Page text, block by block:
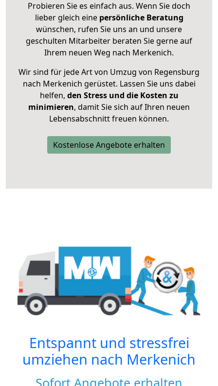
Probieren Sie es einfach aus. Wenn Sie doch
lieber gleich eine persönliche Beratung
wünschen, rufen Sie uns an und unsere
geschulten Mitarbeiter beraten Sie gerne auf
Ihrem neuen Weg nach Merkenich.
Wir sind für jede Art von Umzug von Regensburg
nach Merkenich gerüstet. Lassen Sie uns dabei
helfen, den Stress und die Kosten zu
minimieren, damit Sie sich auf Ihren neuen
Lebensabschnitt freuen können.
Kostenlose Angebote erhalten
Entspannt und stressfrei
umziehen nach Merkenich